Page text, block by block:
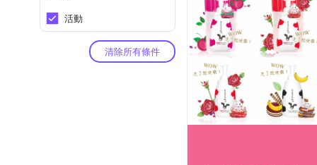
活動
清除所有條件